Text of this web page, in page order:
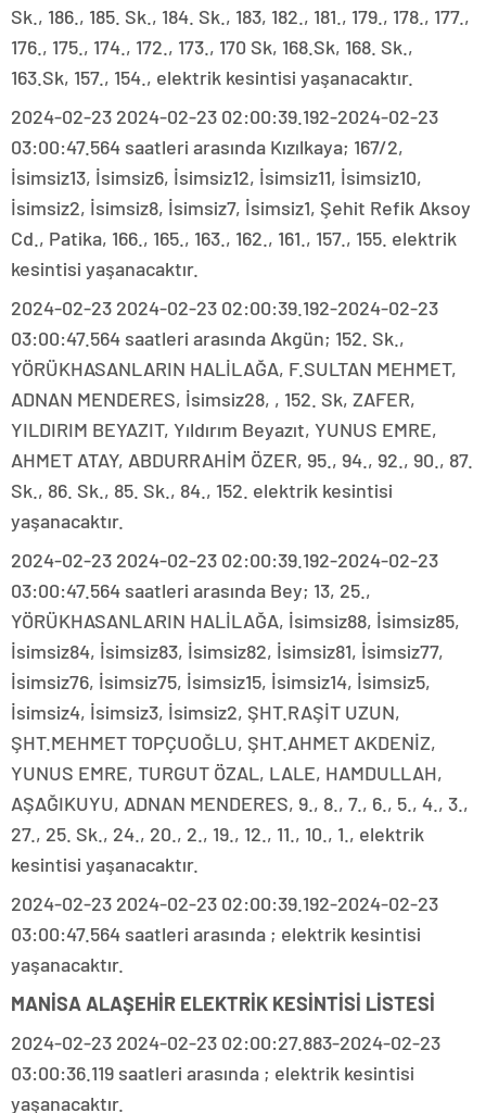
Sk., 186., 185. Sk., 184. Sk., 183, 182., 181., 179., 178., 177.,
176., 175., 174., 172., 173., 170 Sk, 168.Sk, 168. Sk.,
163.Sk, 157., 154., elektrik kesintisi yaşanacaktır.
2024-02-23 2024-02-23 02:00:39.192-2024-02-23
03:00:47.564 saatleri arasında Kızılkaya; 167/2,
İsimsiz13, İsimsiz6, İsimsiz12, İsimsiz11, İsimsiz10,
İsimsiz2, İsimsiz8, İsimsiz7, İsimsiz1, Şehit Refik Aksoy
Cd., Patika, 166., 165., 163., 162., 161., 157., 155. elektrik
kesintisi yaşanacaktır.
2024-02-23 2024-02-23 02:00:39.192-2024-02-23
03:00:47.564 saatleri arasında Akgün; 152. Sk.,
YÖRÜKHASANLARIN HALİLAĞA, F.SULTAN MEHMET,
ADNAN MENDERES, İsimsiz28, , 152. Sk, ZAFER,
YILDIRIM BEYAZIT, Yıldırım Beyazıt, YUNUS EMRE,
AHMET ATAY, ABDURRAHİM ÖZER, 95., 94., 92., 90., 87.
Sk., 86. Sk., 85. Sk., 84., 152. elektrik kesintisi
yaşanacaktır.
2024-02-23 2024-02-23 02:00:39.192-2024-02-23
03:00:47.564 saatleri arasında Bey; 13, 25.,
YÖRÜKHASANLARIN HALİLAĞA, İsimsiz88, İsimsiz85,
İsimsiz84, İsimsiz83, İsimsiz82, İsimsiz81, İsimsiz77,
İsimsiz76, İsimsiz75, İsimsiz15, İsimsiz14, İsimsiz5,
İsimsiz4, İsimsiz3, İsimsiz2, ŞHT.RAŞİT UZUN,
ŞHT.MEHMET TOPÇUOĞLU, ŞHT.AHMET AKDENİZ,
YUNUS EMRE, TURGUT ÖZAL, LALE, HAMDULLAH,
AŞAĞIKUYU, ADNAN MENDERES, 9., 8., 7., 6., 5., 4., 3.,
27., 25. Sk., 24., 20., 2., 19., 12., 11., 10., 1., elektrik
kesintisi yaşanacaktır.
2024-02-23 2024-02-23 02:00:39.192-2024-02-23
03:00:47.564 saatleri arasında ; elektrik kesintisi
yaşanacaktır.
MANİSA ALAŞEHİR ELEKTRİK KESİNTİSİ LİSTESİ
2024-02-23 2024-02-23 02:00:27.883-2024-02-23
03:00:36.119 saatleri arasında ; elektrik kesintisi
yaşanacaktır.